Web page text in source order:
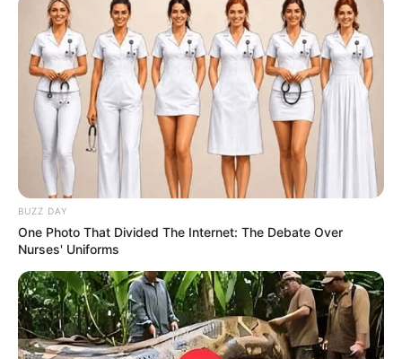
BUZZ DAY
One Photo That Divided The Internet: The Debate Over
Nurses' Uniforms